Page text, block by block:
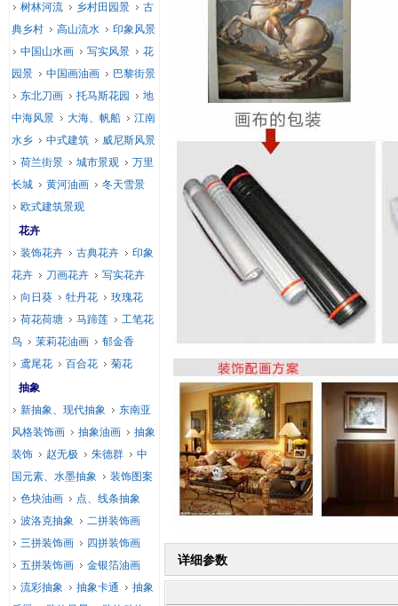
详细参数
树林河流
乡村田园景
古
典乡村
高山流水
印象风景
中国山水画
写实风景
花
园景
中国画油画
巴黎街景
东北刀画
托马斯花园
地
中海风景
大海、帆船
江南
水乡
中式建筑
威尼斯风景
荷兰街景
城市景观
万里
长城
黄河油画
冬天雪景
欧式建筑景观
花卉
装饰花卉
古典花卉
印象
花卉
刀画花卉
写实花卉
向日葵
牡丹花
玫瑰花
荷花荷塘
马蹄莲
工笔花
鸟
茉莉花油画
郁金香
鸢尾花
百合花
菊花
抽象
新抽象、现代抽象
东南亚
风格装饰画
抽象油画
抽象
装饰
赵无极 朱德群
中
国元素、水墨抽象
装饰图案
色块油画
点、线条抽象
波洛克抽象
二拼装饰画
三拼装饰画
四拼装饰画
五拼装饰画
金银箔油画
流彩抽象
抽象卡通
抽象